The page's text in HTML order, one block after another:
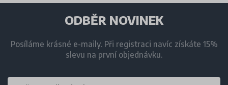
ODBĚR NOVINEK
Posíláme krásné e-maily. Při registraci navíc získáte 15%
slevu na první objednávku.